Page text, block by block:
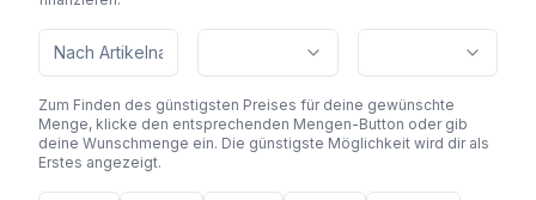
Zum Finden des günstigsten Preises für deine gewünschte
Menge, klicke den entsprechenden Mengen-Button oder gib
deine Wunschmenge ein. Die günstigste Möglichkeit wird dir als
Erstes angezeigt.